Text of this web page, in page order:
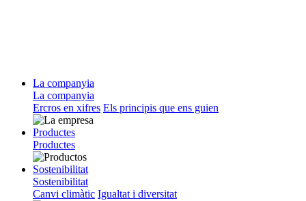
La companyia
La companyia
Ercros en xifres Els principis que ens guien
Productes
Productes
Sostenibilitat
Sostenibilitat
Canvi climàtic Igualtat i diversitat